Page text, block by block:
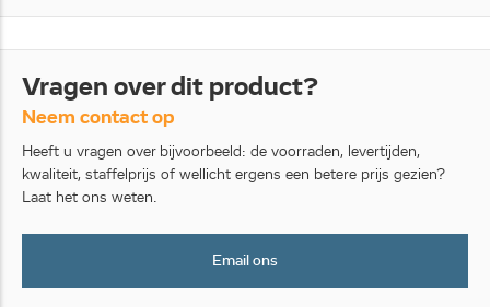
Vragen over dit product?
Neem contact op
Heeft u vragen over bijvoorbeeld: de voorraden, levertijden,
kwaliteit, staffelprijs of wellicht ergens een betere prijs gezien?
Laat het ons weten.
Email ons